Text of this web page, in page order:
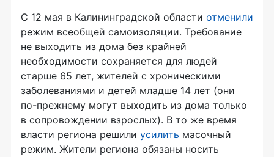
С 12 мая в Калининградской области отменили
режим всеобщей самоизоляции. Требование
не выходить из дома без крайней
необходимости сохраняется для людей
старше 65 лет, жителей с хроническими
заболеваниями и детей младше 14 лет (они
по-прежнему могут выходить из дома только
в сопровождении взрослых). В то же время
власти региона решили усилить масочный
режим. Жители региона обязаны носить